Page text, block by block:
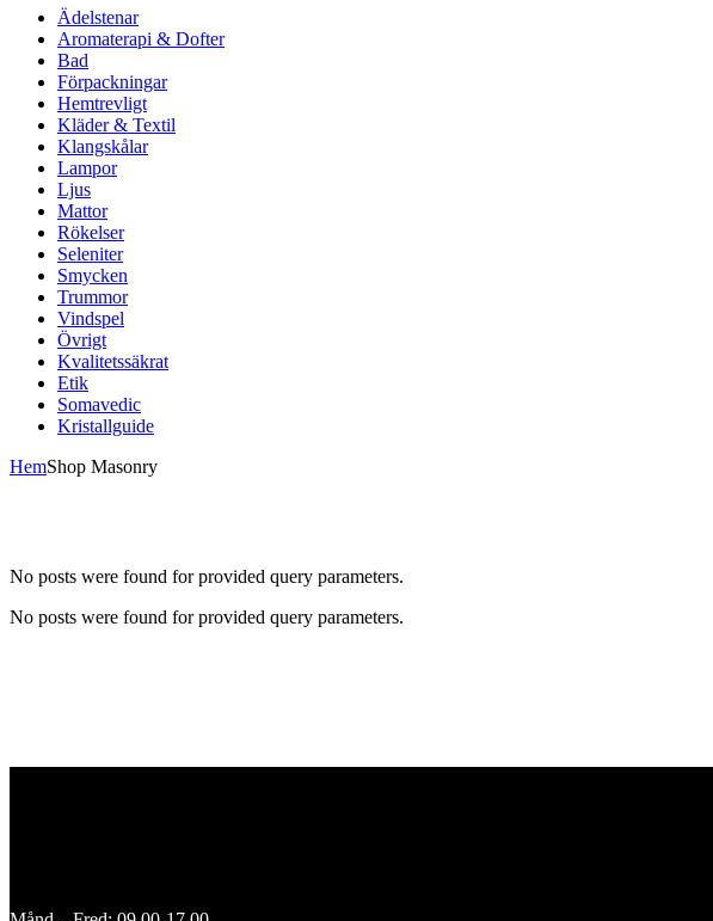
Ädelstenar
Aromaterapi & Dofter
Bad
Förpackningar
Hemtrevligt
Kläder & Textil
Klangskålar
Lampor
Ljus
Mattor
Rökelser
Seleniter
Smycken
Trummor
Vindspel
Övrigt
Kvalitetssäkrat
Etik
Somavedic
Kristallguide
HemShop Masonry
No posts were found for provided query parameters.
No posts were found for provided query parameters.